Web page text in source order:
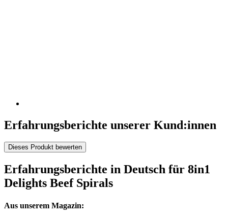
Erfahrungsberichte unserer Kund:innen
Dieses Produkt bewerten
Erfahrungsberichte in Deutsch für 8in1
Delights Beef Spirals
Aus unserem Magazin: